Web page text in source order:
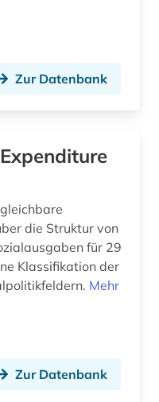
Zur Datenbank
die Struktur von
für 29
Klassifikation der
Mehr
Zur Datenbank